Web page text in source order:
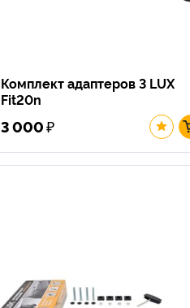
Комплект адаптеров 3 LUX
Fit20n
3 000₽